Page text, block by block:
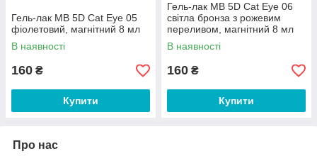
Гель-лак MB 5D Cat Eye 05
фіолетовий, магнітний 8 мл
В наявності
160 ₴
Купити
Гель-лак MB 5D Cat Eye 06
світла бронза з рожевим
переливом, магнітний 8 мл
В наявності
160 ₴
Купити
Про нас